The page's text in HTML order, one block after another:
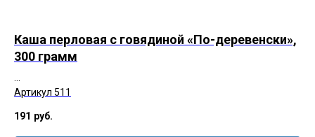
Каша перловая с говядиной «По-деревенски»,
300 грамм
Артикул 511
191 руб.